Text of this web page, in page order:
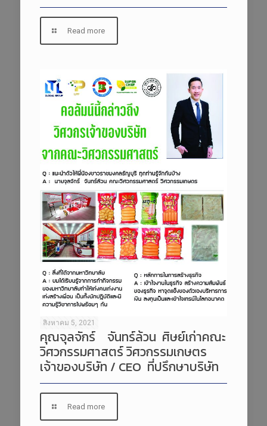
Read more
สิงหาคม 5, 2021
คุณจุลจักร์ จันทร์ล้วน ศิษย์เก่าคณะ
วิศวกรรมศาสตร์ วิศวกรรมเกษตร
เจ้าของบริษัท / CEO ที่ปรึกษาบริษัท
Read more